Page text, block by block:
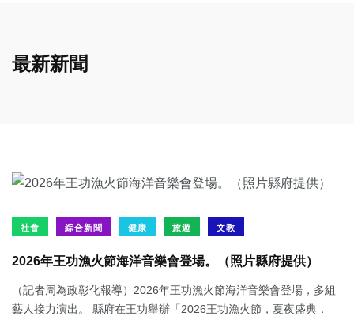
最新新聞
社會 綜合新聞 健康 旅遊 文教
2026年王功漁火節海洋音樂會登場。（照片縣府提供）
（記者周為政彰化報導）2026年王功漁火節海洋音樂會登場，多組
藝人接力演出。 縣府在王功舉辦「2026王功漁火節，夏夜盛典．